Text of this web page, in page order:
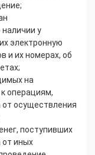
у
электронную
и их номерах, об
на
операциям,
осуществления
поступивших
от иных